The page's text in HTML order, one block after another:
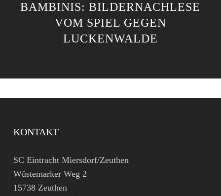
BAMBINIS: BILDERNACHLESE
VOM SPIEL GEGEN
LUCKENWALDE
KONTAKT
SC Eintracht Miersdorf/Zeuthen
Wüstemarker Weg 2
15738 Zeuthen